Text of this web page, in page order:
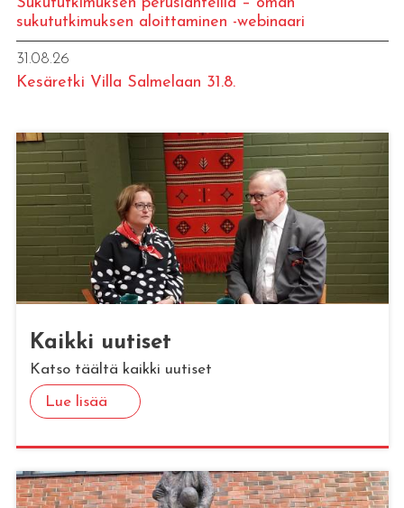
Sukututkimuksen peruslähteillä – oman
sukututkimuksen aloittaminen -webinaari
31.08.26
Kesäretki Villa Salmelaan 31.8.
Kaik­ki uu­ti­set
Katso täältä kaikki uutiset
Lue lisää